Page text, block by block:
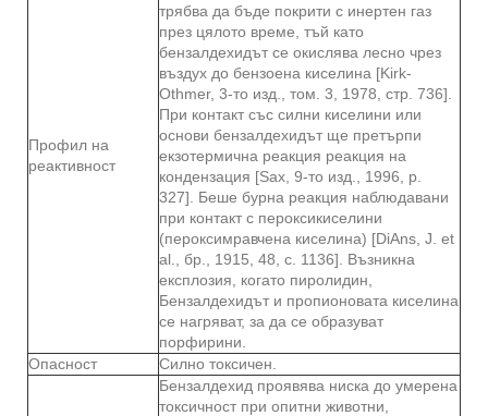
Профил на
реактивност
трябва да бъде покрити с инертен газ
през цялото време, тъй като
бензалдехидът се окислява лесно чрез
въздух до бензоена киселина [Kirk-
Othmer, 3-то изд., том. 3, 1978, стр. 736].
При контакт със силни киселини или
основи бензалдехидът ще претърпи
екзотермична реакция реакция на
кондензация [Sax, 9-то изд., 1996, p.
327]. Беше бурна реакция наблюдавани
при контакт с пероксикиселини
(пероксимравчена киселина) [DiAns, J. et
al., бр., 1915, 48, с. 1136]. Възникна
експлозия, когато пиролидин,
Бензалдехидът и пропионовата киселина
се нагряват, за да се образуват
порфирини.
Опасност
Силно токсичен.
Бензалдехид проявява ниска до умерена
токсичност при опитни животни,